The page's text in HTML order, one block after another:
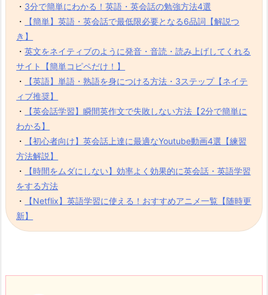
・ 3分で簡単にわかる！英語・英会話の勉強方法4選
・
【簡単】英語・英会話で最低限必要となる6品詞【解説つ
き】
・英文をネイティブのように発音・音読・読み上げしてくれる
サイト【簡単コピペだけ！】
・
【英語】単語・熟語を身につける方法・3ステップ【ネイテ
ィブ推奨】
・
【英会話学習】瞬間英作文で失敗しない方法【2分で簡単に
わかる】
・
【初心者向け】英会話上達に最適なYoutube動画4選【練習
方法解説】
・
【時間をムダにしない】効率よく効果的に英会話・英語学習
をする方法
・
【Netflix】英語学習に使える！おすすめアニメ一覧【随時更
新】